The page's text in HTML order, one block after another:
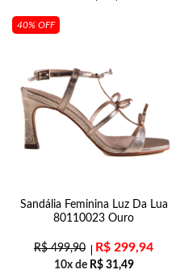
40% OFF
Sandália Feminina Luz Da Lua
80110023 Ouro
R$499,90 R$ 299,94
10x de R$31,49